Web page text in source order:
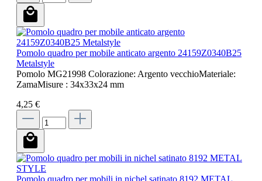
Pomolo quadro per mobile anticato argento 24159Z0340B25
Metalstyle
Pomolo MG21998 Colorazione: Argento vecchioMateriale:
ZamaMisure : 34x33x24 mm
4,25 €
Pomolo quadro per mobili in nichel satinato 8192 METAL